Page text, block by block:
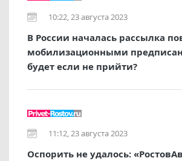
10:22, 23 августа 2023
В России началась рассылка
мобилизационными
будет если не прийти?
11:12, 23 августа 2023
Оспорить не удалось: